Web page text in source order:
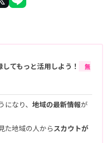
てもっと活用しよう！
無
になり、 地域の最新情報が
た地域の人から スカウトが